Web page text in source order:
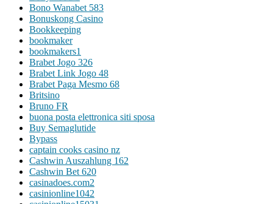
Bono Wanabet 583
Bonuskong Casino
Bookkeeping
bookmaker
bookmakers1
Brabet Jogo 326
Brabet Link Jogo 48
Brabet Paga Mesmo 68
Britsino
Bruno FR
buona posta elettronica siti sposa
Buy Semaglutide
Bypass
captain cooks casino nz
Cashwin Auszahlung 162
Cashwin Bet 620
casinadoes.com2
casinionline1042